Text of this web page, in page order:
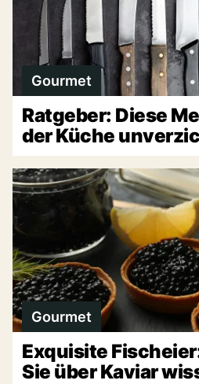
Gourmet
Ratgeber: Diese
der Küche
Gourmet
Exquisite
Sie über Kaviar